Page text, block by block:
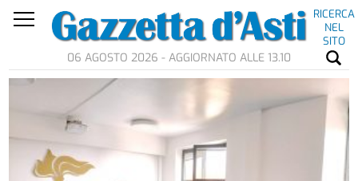
RICERCA
NEL
SITO
06 AGOSTO 2026 - AGGIORNATO ALLE 13.10